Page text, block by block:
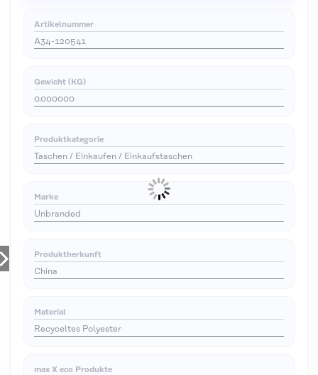
Artikelnummer
A34-120541
Gewicht (KG)
0.000000
Produktkategorie
Taschen / Einkaufen / Einkaufstaschen
Marke
Unbranded
Produktherkunft
China
Material
Recyceltes Polyester
max X eco Produkte